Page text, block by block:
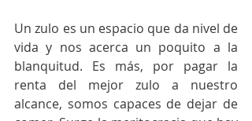
Un zulo es un espacio que da nivel de
vida y nos acerca un poquito a la
blanquitud. Es más, por pagar la
renta del mejor zulo a nuestro
alcance, somos capaces de dejar de